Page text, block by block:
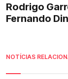
Rodrigo
Fernando
NOTÍCIAS